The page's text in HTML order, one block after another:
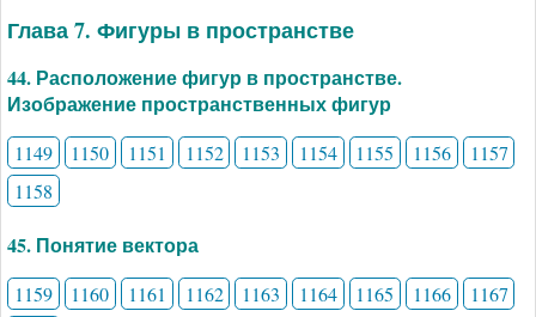
Глава 7. Фигуры в пространстве
44. Расположение фигур в пространстве.
Изображение пространственных фигур
1149 1150 1151 1152 1153 1154 1155 1156
1157
1158
45. Понятие вектора
1159 1160 1161 1162 1163 1164 1165 1166
1167